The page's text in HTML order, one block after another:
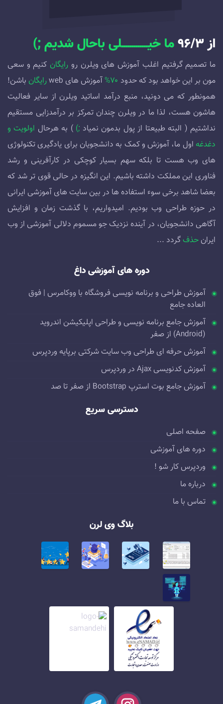
از ۹۶/۳ ما خیـــــــــــــلی باحال شدیم ;)
ما تصمیم گرفتیم اغلب آموزش های ویلرن رو رایگان کنیم و سعی
مون بر این خواهد بود که حدود ۷۰% آموزش های web رایگان باشن!
همونطور که می دونید، منبع درآمد اساتید ویلرن از سایر فعالیت
هاشون هست، لذا ما در ویلرن چندان تمرکز بر درآمدزایی مستقیم
نداشتیم ( البته طبیعتا از پول بدمون نمیاد ;) ) به هرحال اولویت و
دغدغه اول ما، آموزش و کمک به دانشجویان برای یادگیری تکنولوژی
های وب هست تا بلکه سهم بسیار کوچکی در کارآفرینی و رشد
فناوری این مملکت داشته باشیم. این انگیزه در حالی قوی تر شد که
بعضا شاهد برخی سوء استفاده ها در بین سایت های آموزشی ایرانی
در حوزه طراحی وب بودیم. امیدواریم، با گذشت زمان و افزایش
آگاهی دانشجویان، در آینده نزدیک جو مسموم دلالی آموزشی از وب
ایران حذف گردد ...
دوره های آموزشی داغ
آموزش طراحی و برنامه نویسی فروشگاه با ووکامرس | فوق
العاده جامع
آموزش جامع برنامه نویسی و طراحی اپلیکیشن اندروید
(Android) از صفر
آموزش حرفه ای طراحی وب سایت شرکتی برپایه وردپرس
آموزش کدنویسی Ajax در وردپرس
آموزش جامع بوت استرپ Bootstrap از صفر تا صد
دسترسی سریع
صفحه اصلی
دوره های آموزشی
وردپرس کار شو !
درباره ما
تماس با ما
بلاگ وی لرن